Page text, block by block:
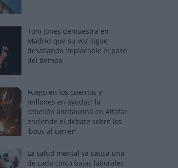
Tom Jones demuestra en
Madrid que su voz sigue
desafiando implacable el paso
del tiempo
Fuego en los cuernos y
millones en ayudas: la
rebelión antitaurina en Alfafar
enciende el debate sobre los
'bous al carrer'
La salud mental ya causa una
de cada cinco bajas laborales